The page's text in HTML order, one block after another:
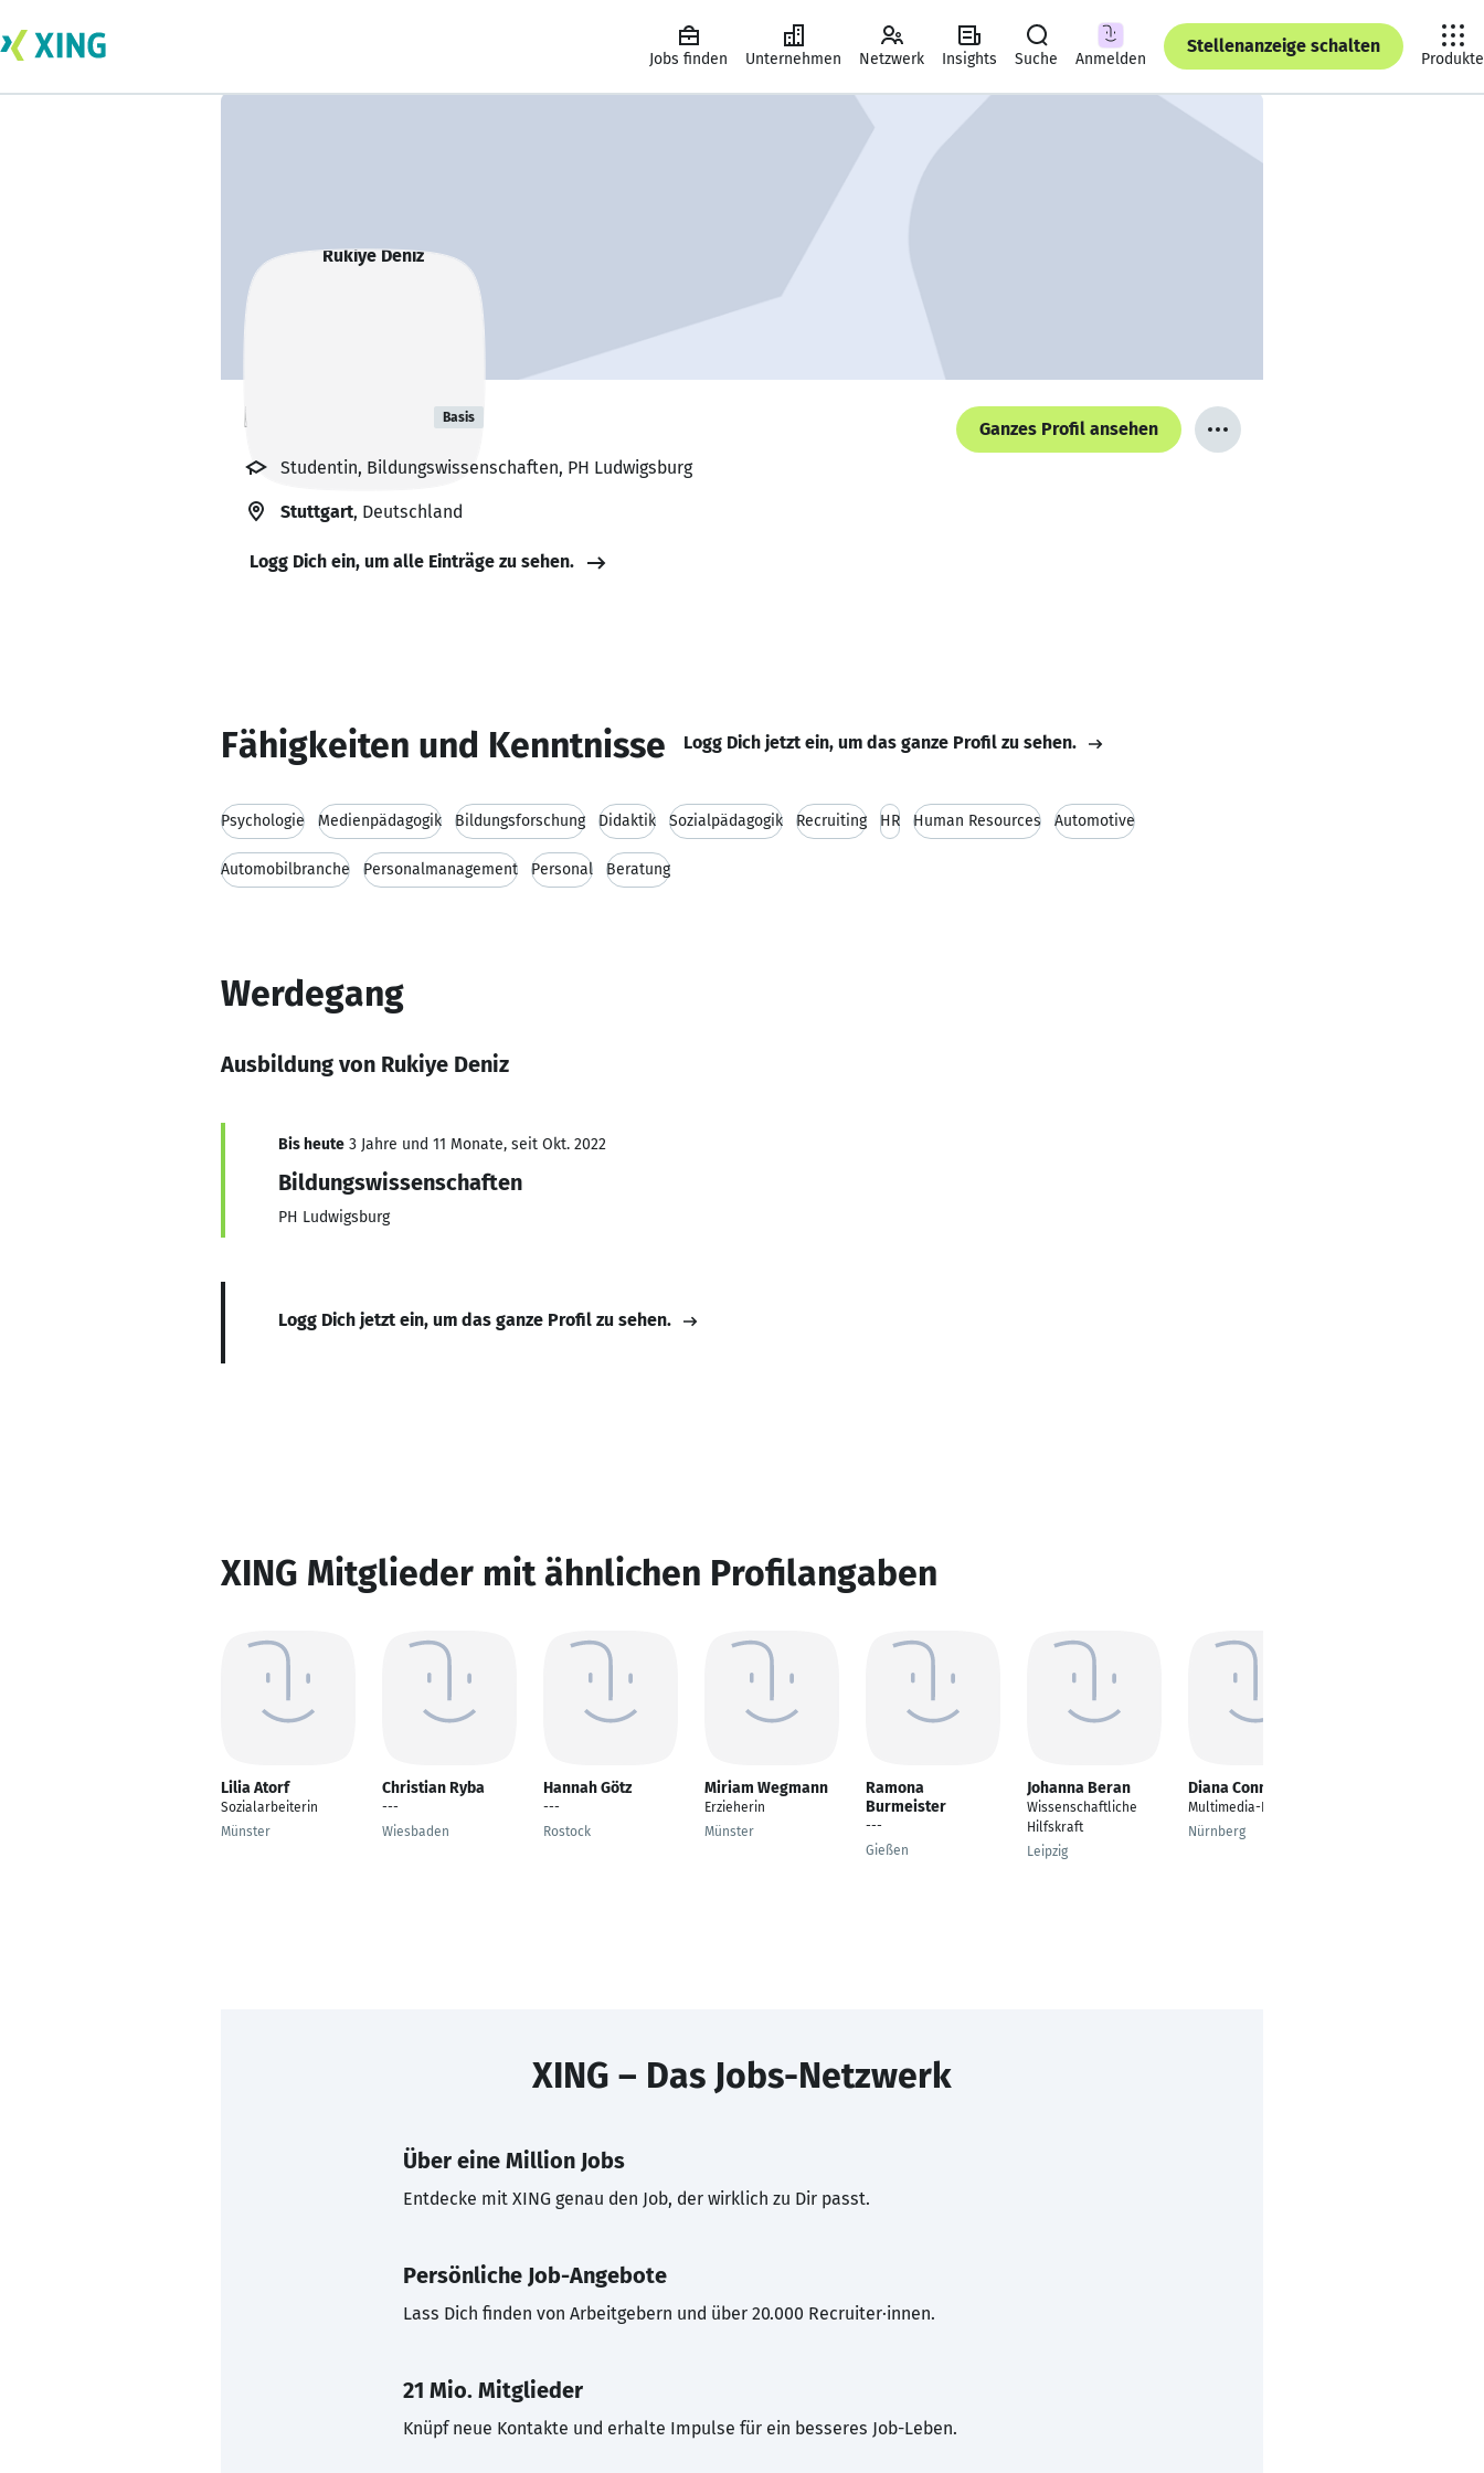
Jobs finden Unternehmen Netzwerk Insights Suche Anmelden
Stellenanzeige schalten
Produkte
Rukiye Deniz Basis
Ganzes Profil ansehen
Studentin, Bildungswissenschaften, PH Ludwigsburg
Stuttgart, Deutschland
Logg Dich ein, um alle Einträge zu sehen.
Fähigkeiten und Kenntnisse Logg Dich jetzt ein, um das ganze Profil zu sehen.
Psychologie Medienpädagogik Bildungsforschung Didaktik Sozialpädagogik Recruiting HR Human Resources Automotive
Automobilbranche Personalmanagement Personal Beratung
Werdegang
Ausbildung von Rukiye Deniz
Bis heute 3 Jahre und 11 Monate, seit Okt. 2022
Bildungswissenschaften
PH Ludwigsburg
Logg Dich jetzt ein, um das ganze Profil zu sehen.
XING Mitglieder mit ähnlichen Profilangaben
Lilia Atorf
Sozialarbeiterin
Münster
Christian Ryba
---
Wiesbaden
Hannah Götz
---
Rostock
Miriam Wegmann
Erzieherin
Münster
Ramona
Burmeister
---
Gießen
Johanna Beran
Wissenschaftliche
Hilfskraft
Leipzig
Diana Connerley
Multimedia-Didaktik
Nürnberg
XING – Das Jobs-Netzwerk
Über eine Million Jobs
Entdecke mit XING genau den Job, der wirklich zu Dir passt.
Persönliche Job-Angebote
Lass Dich finden von Arbeitgebern und über 20.000 Recruiter·innen.
21 Mio. Mitglieder
Knüpf neue Kontakte und erhalte Impulse für ein besseres Job-Leben.